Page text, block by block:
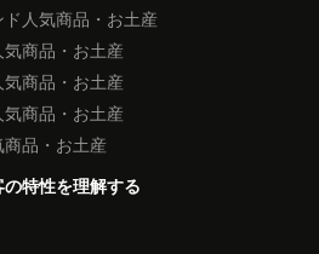
人気商品・お土産
商品・お土産
商品・お土産
商品・お土産
品・お土産
特性を理解する